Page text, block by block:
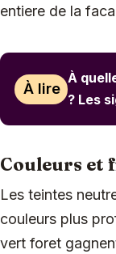
entiere de la
À lire
À
? Les
Couleurs et
Les teintes
couleurs plus
vert foret